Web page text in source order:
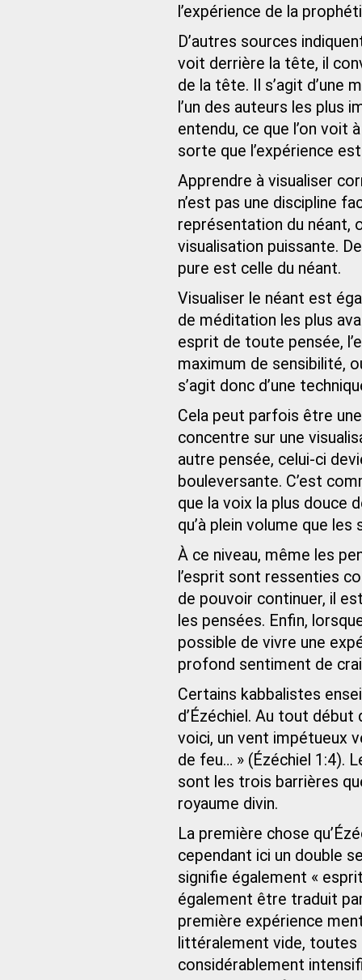
l’expérience de la
D’autres sources
voit derrière la tête, il
de la tête. Il s’agit d’une
l’un des auteurs les plus
entendu, ce que l’on voit
sorte que l’expérience
Apprendre à visualiser
n’est pas une discipline
représentation du néant,
visualisation puissante.
pure est celle du néant.
Visualiser le néant est
de méditation les plus
esprit de toute pensée,
maximum de sensibilité,
s’agit donc d’une
Cela peut parfois être
concentre sur une
autre pensée, celui-ci
bouleversante. C’est
que la voix la plus douce
qu’à plein volume que
À ce niveau, même les
l’esprit sont ressenties
de pouvoir continuer, il
les pensées. Enfin,
possible de vivre une
profond sentiment de
Certains kabbalistes
d’Ézéchiel. Au tout
voici, un vent impétueux
de feu… » (Ézéchiel 1:4).
sont les trois barrières
royaume divin.
La première chose
cependant ici un double
signifie également «
également être traduit
première expérience
littéralement vide, toutes
considérablement